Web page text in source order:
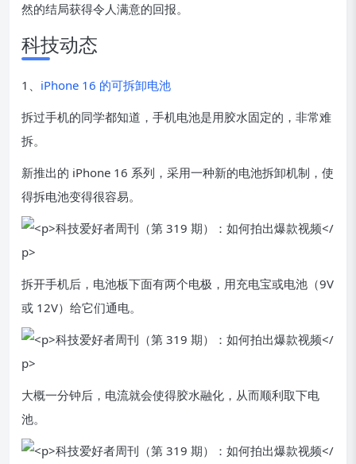
然的结局获得令人满意的回报。
科技动态
1、 iPhone 16 的可拆卸电池
拆过手机的同学都知道，手机电池是用胶水固定的，非常难
拆。
新推出的 iPhone 16 系列，采用一种新的电池拆卸机制，使
得拆电池变得很容易。
拆开手机后，电池板下面有两个电极，用充电宝或电池（9V
或 12V）给它们通电。
大概一分钟后，电流就会使得胶水融化，从而顺利取下电
池。